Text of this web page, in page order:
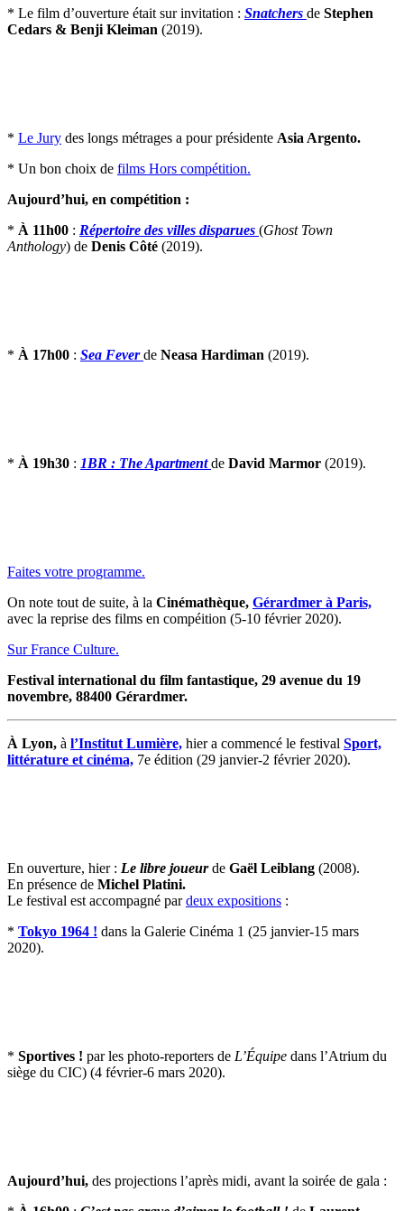
* Le film d’ouverture était sur invitation : Snatchers de Stephen
Cedars & Benji Kleiman (2019).
* Le Jury des longs métrages a pour présidente Asia Argento.
* Un bon choix de films Hors compétition.
Aujourd’hui, en compétition :
* À 11h00 : Répertoire des villes disparues (Ghost Town
Anthology) de Denis Côté (2019).
* À 17h00 : Sea Fever de Neasa Hardiman (2019).
* À 19h30 : 1BR : The Apartment de David Marmor (2019).
Faites votre programme.
On note tout de suite, à la Cinémathèque, Gérardmer à Paris,
avec la reprise des films en compéition (5-10 février 2020).
Sur France Culture.
Festival international du film fantastique, 29 avenue du 19
novembre, 88400 Gérardmer.
À Lyon, à l’Institut Lumière, hier a commencé le festival Sport,
littérature et cinéma, 7e édition (29 janvier-2 février 2020).
En ouverture, hier : Le libre joueur de Gaël Leiblang (2008).
En présence de Michel Platini.
Le festival est accompagné pardeux expositions :
* Tokyo 1964 ! dans la Galerie Cinéma 1 (25 janvier-15 mars
2020).
* Sportives ! par les photo-reporters de L’Équipe dans l’Atrium du
siège du CIC) (4 février-6 mars 2020).
Aujourd’hui, des projections l’après midi, avant la soirée de gala :